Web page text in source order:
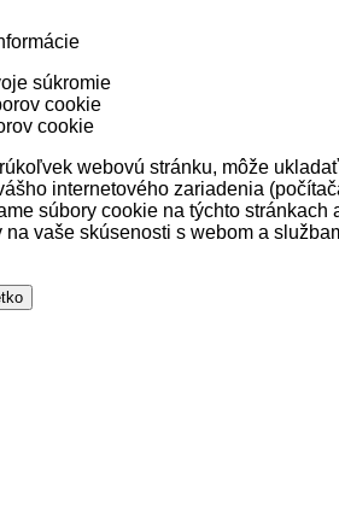
súkromie
cookie
cookie
webovú stránku, môže
internetového zariadenia
súbory cookie na týchto
na vaše skúsenosti s webom a